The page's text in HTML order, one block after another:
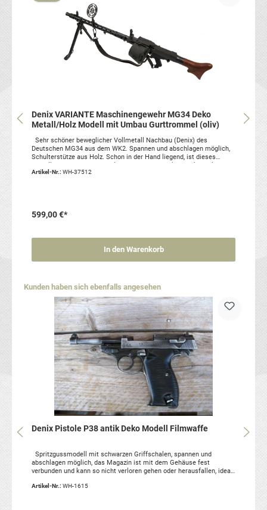
Denix VARIANTE Maschinengewehr MG34 Deko
Metall/Holz Modell mit Umbau Gurttrommel (oliv)
Sehr schöner beweglicher Vollmetall Nachbau (Denix) des
Deutschen MG34 aus dem WK2. Spannen und abschlagen möglich,
Schulterstütze aus Holz. Schon in der Hand liegend, ist dieses
nur ein Modell, 1:1 Replik.Mit Leder Trageriemen sowie
Artikelzustand: neu, Sammleranfertigung/ModellSie erhalten genau
Artikel-Nr.: WH-37512
599,00 €*
In den Warenkorb
Produktgalerie überspringen
Kunden haben sich ebenfalls angesehen
Denix Pistole P38 antik Deko Modell Filmwaffe
Spritzgussmodell mit schwarzen Griffschalen, spannen und
abschlagen möglich, das Magazin ist mit dem Gehäuse fest
verbunden und kann so nicht verloren gehen oder herausfallen, ideal
Artikel-Nr.: WH-1615